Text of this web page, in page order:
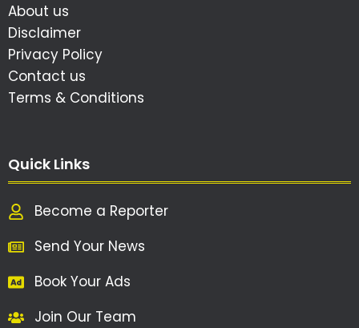
About us
Disclaimer
Privacy Policy
Contact us
Terms & Conditions
Quick Links
Become a Reporter
Send Your News
Book Your Ads
Join Our Team